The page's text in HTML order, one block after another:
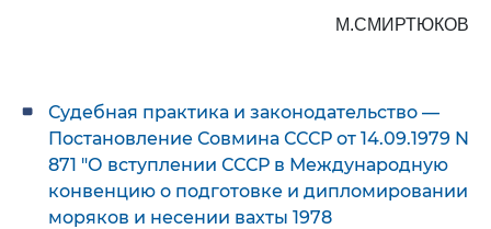
М.СМИРТЮКОВ
Судебная практика и законодательство —
Постановление Совмина СССР от 14.09.1979 N
871 "О вступлении СССР в Международную
конвенцию о подготовке и дипломировании
моряков и несении вахты 1978